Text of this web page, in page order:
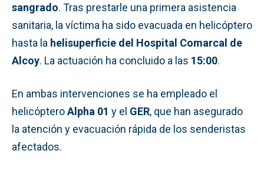
sangrado. Tras prestarle una primera asistencia
sanitaria, la víctima ha sido evacuada en helicóptero
hasta la helisuperficie del Hospital Comarcal de
Alcoy. La actuación ha concluido a las 15:00.
En ambas intervenciones se ha empleado el
helicópteroAlpha 01 y el GER, que han asegurado
la atención y evacuación rápida de los senderistas
afectados.